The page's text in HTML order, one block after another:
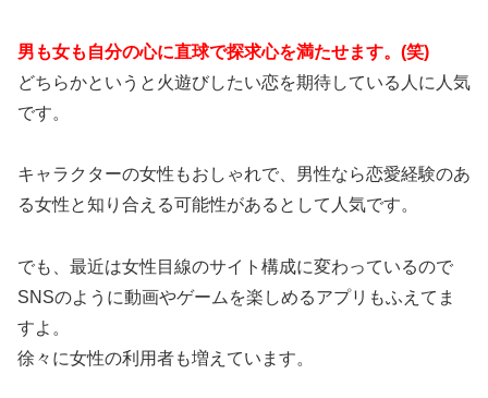
男も女も自分の心に直球で探求心を満たせます。(笑)
どちらかというと火遊びしたい恋を期待している人に人気
です。
キャラクターの女性もおしゃれで、男性なら恋愛経験のあ
る女性と知り合える可能性があるとして人気です。
でも、最近は女性目線のサイト構成に変わっているので
SNSのように動画やゲームを楽しめるアプリもふえてま
すよ。
徐々に女性の利用者も増えています。